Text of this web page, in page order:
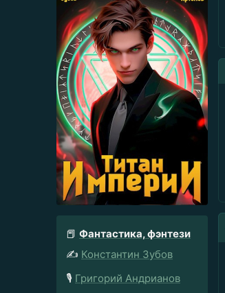
📕 Фантастика, фэнтези
✍️ Константин Зубов
🎙️ Григорий Андрианов